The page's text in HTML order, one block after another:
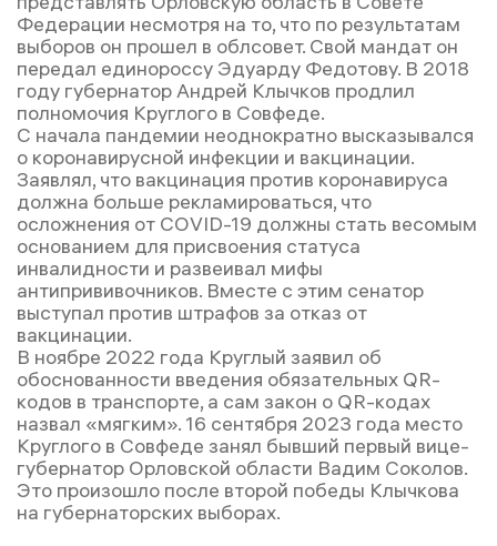
Федерации несмотря на то, что по результатам
выборов он прошел в облсовет. Свой мандат он
передал единороссу Эдуарду Федотову. В 2018
году губернатор Андрей Клычков продлил
полномочия Круглого в Совфеде.
С начала пандемии неоднократно высказывался
о коронавирусной инфекции и вакцинации.
Заявлял, что вакцинация против коронавируса
должна больше рекламироваться, что
осложнения от COVID-19 должны стать весомым
основанием для присвоения статуса
инвалидности и развеивал мифы
антипрививочников. Вместе с этим сенатор
выступал против штрафов за отказ от
вакцинации.
В ноябре 2022 года Круглый заявил об
обоснованности введения обязательных QR-
кодов в транспорте, а сам закон о QR-кодах
назвал «мягким». 16 сентября 2023 года место
Круглого в Совфеде занял бывший первый вице-
губернатор Орловской области Вадим Соколов.
Это произошло после второй победы Клычкова
на губернаторских выборах.